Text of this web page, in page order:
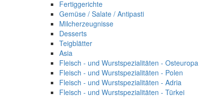
Fertiggerichte
Gemüse / Salate / Antipasti
Milcherzeugnisse
Desserts
Teigblätter
Asia
Fleisch - und Wurstspezialitäten - Osteuropa
Fleisch - und Wurstspezialitäten - Polen
Fleisch - und Wurstspezialitäten - Adria
Fleisch - und Wurstspezialitäten - Türkei